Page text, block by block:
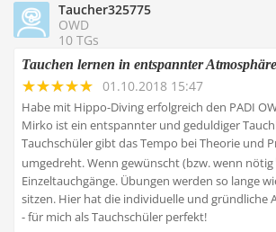
Taucher325775
OWD
10 TGs
Tauchen lernen in entspannter Atmosphäre
01.10.2018 15:47
Habe mit Hippo-Diving erfolgreich den PADI
Mirko ist ein entspannter und geduldiger
Tauchschüler gibt das Tempo bei Theorie und
umgedreht. Wenn gewünscht (bzw. wenn nötig
Einzeltauchgänge. Übungen werden so lange
sitzen. Hier hat die individuelle und gründliche
- für mich als Tauchschüler perfekt!